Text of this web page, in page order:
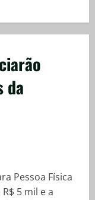
da
Pessoa Física
5 mil e a